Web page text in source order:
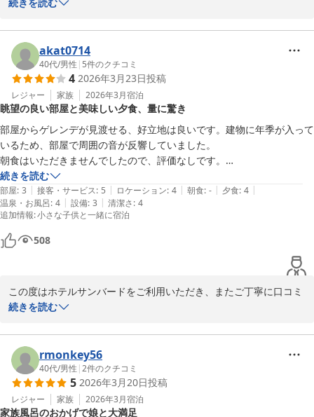
ド
2026-04-15
し上げます。
施設につきましては古さを感じられる部分もあったかと存じます
が、清掃面について「気になることはなかった」とのお言葉をいた
だき、安心いたしました。
また、貸切露天風呂や大浴場、自然を感じられる外の露天風呂もお
楽しみいただけたご様子に、大変嬉しく思っております。山々に囲
まれた静かな環境の中で、少しでもゆったりとした時間をお過ごし
いただけておりましたら幸いです。
そして、お食事につきまして「最大の魅力」とまでおっしゃってい
ただけたこと、料理スタッフ一同大変励みになります。夕食・朝食
ともに、量だけでなく内容にもご満足いただけたとのこと、本当に
嬉しく拝見いたしました。
「コストパフォーマンスはかなり高い」とのお言葉、そして「また
利用したい」と感じていただけたことは、私どもにとって何よりの
喜びでございます。
さいませ。
YOU0205様のまたのお越しを、スタッフ一同心よりお待ちしてお
ります。
１１種類の貸切露天風呂 水上高原／奥利根温泉 ホテルサンバー
akat0714
40代/男性 | 5件のクチコミ
4 2026年3月23日投稿
レジャー 家族 2026年3月宿泊
眺望の良い部屋と美味しい夕食、量に驚き
部屋からゲレンデが見渡せる、好立地は良いです。建物に年季が入って
いるため、部屋で周囲の音が反響していました。
朝食はいただきませんでしたので、評価なしです。
夕食はすき焼き、天ぷら、地元の食材を活かした料理が並び、美味しか
ったです。ただ、大人男性でも食べきれない量でした。
費用はかかりますが、レイトチェッアウトにご対応いただけましたので
15時頃までゆっくりできたのも良かったです。また利用したいと思い
ます。
続きを読む
部屋: 3 | 接客・サービス: 5 | ロケーション: 4 | 朝食: - | 夕食: 4 |
温泉・お風呂: 4 | 設備: 3 | 清潔さ: 4
追加情報:小さな子供と一緒に宿泊
508
この度はホテルサンバードをご利用いただき、またご丁寧に口コミ
をご投稿いただき誠にありがとうございます。
お部屋からのゲレンデの眺望や立地にご満足いただけたご様子、大
変嬉しく拝見いたしました。当館は目の前がゲレンデという環境を
活かし、四季を通して自然を身近に感じていただけることが魅力の
一つでございます。
続きを読む
rmonkey56
40代/男性 |2件のクチコミ
5 2026年3月20日投稿
レジャー 家族 2026年3月宿泊
家族風呂のおかげで娘と大満足